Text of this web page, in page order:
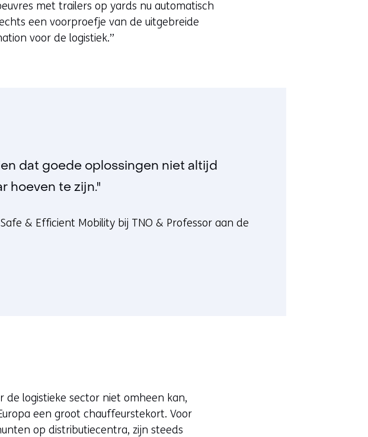
met trailers op yards nu automatisch
een voorproefje van de uitgebreide
voor de logistiek.”
dat goede oplossingen niet altijd
hoeven te zijn."
& Efficient Mobility bij TNO & Professor aan de
logistieke sector niet omheen kan,
een groot chauffeurstekort. Voor
op distributiecentra, zijn steeds